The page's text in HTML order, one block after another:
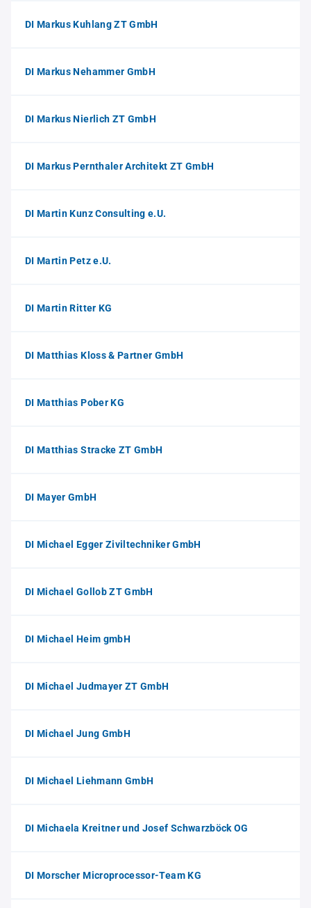
DI Markus Kuhlang ZT GmbH
DI Markus Nehammer GmbH
DI Markus Nierlich ZT GmbH
DI Markus Pernthaler Architekt ZT GmbH
DI Martin Kunz Consulting e.U.
DI Martin Petz e.U.
DI Martin Ritter KG
DI Matthias Kloss & Partner GmbH
DI Matthias Pober KG
DI Matthias Stracke ZT GmbH
DI Mayer GmbH
DI Michael Egger Ziviltechniker GmbH
DI Michael Gollob ZT GmbH
DI Michael Heim gmbH
DI Michael Judmayer ZT GmbH
DI Michael Jung GmbH
DI Michael Liehmann GmbH
DI Michaela Kreitner und Josef Schwarzböck OG
DI Morscher Microprocessor-Team KG